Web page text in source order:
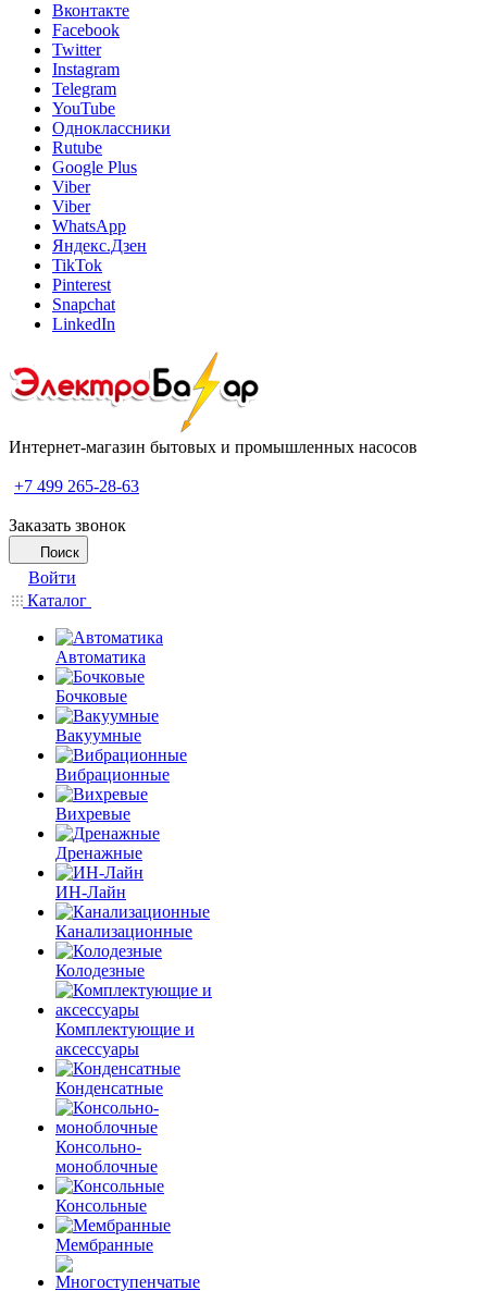
Вконтакте
Facebook
Twitter
Instagram
Telegram
YouTube
Одноклассники
Rutube
Google Plus
Viber
Viber
WhatsApp
Яндекс.Дзен
TikTok
Pinterest
Snapchat
LinkedIn
Интернет-магазин бытовых и промышленных насосов
+7 499 265-28-63
Заказать звонок
Поиск
Войти
Каталог
Автоматика
Бочковые
Вакуумные
Вибрационные
Вихревые
Дренажные
ИН-Лайн
Канализационные
Колодезные
Комплектующие и
аксессуары
Конденсатные
Консольно-
моноблочные
Консольные
Мембранные